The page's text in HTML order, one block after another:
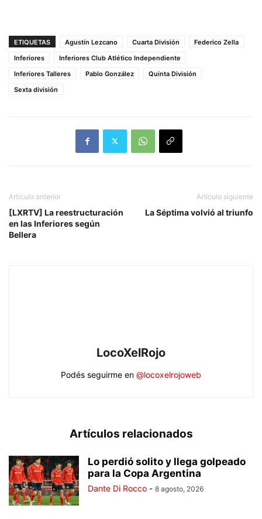
ETIQUETAS Agustín Lezcano Cuarta División
Federico Zella
Inferiores
Inferiores Club Atlético Independiente
Inferiores Talleres
Pablo González
Quinta División
Sexta división
Artículo anterior
[LXRTV] La reestructuración
en las Inferiores según
Bellera
Artículo siguiente
La Séptima volvió al triunfo
LocoXelRojo
Podés seguirme en @locoxelrojoweb
Artículos relacionados
Lo perdió solito y llega golpeado
para la Copa Argentina
Dante Di Rocco - 8 agosto, 2026